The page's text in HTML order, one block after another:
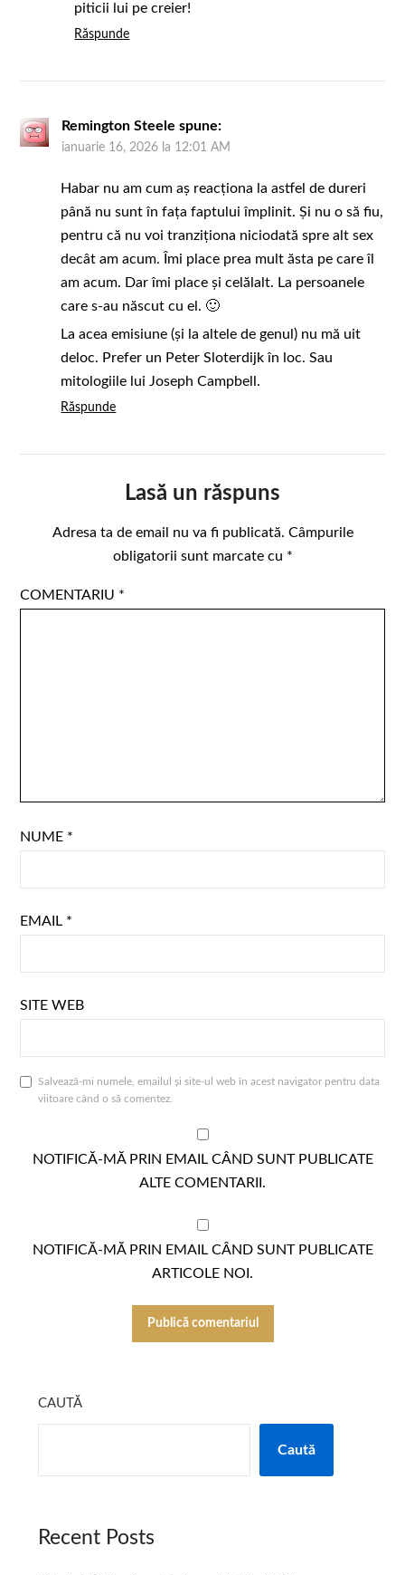
piticii lui pe creier!
Răspunde
Remington Steele spune:
ianuarie 16, 2026 la 12:01 AM
Habar nu am cum aș reacționa la astfel de dureri
până nu sunt în fața faptului împlinit. Și nu o să fiu,
pentru că nu voi tranziționa niciodată spre alt sex
decât am acum. Îmi place prea mult ăsta pe care îl
am acum. Dar îmi place și celălalt. La persoanele
care s-au născut cu el. 🙂
La acea emisiune (și la altele de genul) nu mă uit
deloc. Prefer un Peter Sloterdijk în loc. Sau
mitologiile lui Joseph Campbell.
Răspunde
Lasă un răspuns
Adresa ta de email nu va fi publicată. Câmpurile
obligatorii sunt marcate cu *
COMENTARIU *
NUME *
EMAIL *
SITE WEB
Salvează-mi numele, emailul și site-ul web în acest navigator pentru data
viitoare când o să comentez.
NOTIFICĂ-MĂ PRIN EMAIL CÂND SUNT PUBLICATE
ALTE COMENTARII.
NOTIFICĂ-MĂ PRIN EMAIL CÂND SUNT PUBLICATE
ARTICOLE NOI.
CAUTĂ
Caută
Recent Posts